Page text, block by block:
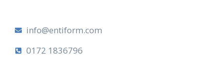
info@entiform.com
0172 1836796